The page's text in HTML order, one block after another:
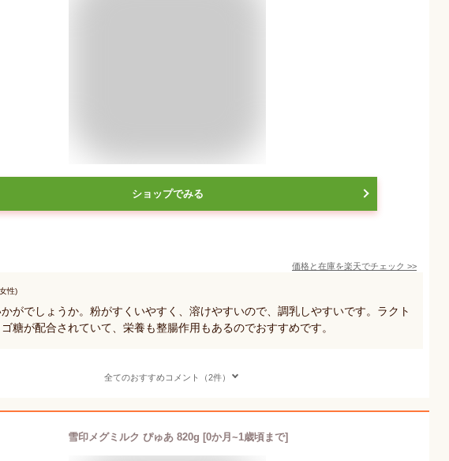
ショップでみる
価格と在庫を楽天でチェック >>
性)
がでしょうか。粉がすくいやすく、溶けやすいので、調乳しやすいです。ラクト
糖が配合されていて、栄養も整腸作用もあるのでおすすめです。
全てのおすすめコメント（2件）
雪印メグミルク ぴゅあ 820g [0か月~1歳頃まで]